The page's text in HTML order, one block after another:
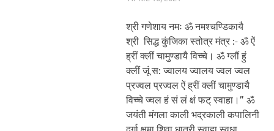
श्री गणेशाय नमः ॐ नमश्चण्डिकायै
श्री सिद्ध कुंजिका स्तोत्र मंत्र :- ॐ ऐं
ह्रीं क्लीं चामुण्डायै विच्चे। ॐ ग्लौं हुं
क्लीं जूं स: ज्वालय ज्वालय ज्वल ज्वल
प्रज्वल प्रज्वल ऐं ह्रीं क्लीं चामुण्डायै
विच्चे ज्वल हं सं लं क्षं फट् स्वाहा।” ॐ
जयंती मंगला काली भद्रकाली कपालिनी
दुर्गा क्षमा शिवा धात्री स्वाहा स्वधा